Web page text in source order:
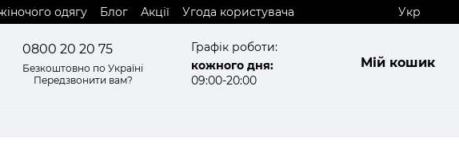
одягу Блог Акції
Угода користувача
Укр
0800 20 20 75
Безкоштовно по Україні
Передзвонити вам?
Графік роботи:
кожного дня:
09:00-20:00
Мій кошик